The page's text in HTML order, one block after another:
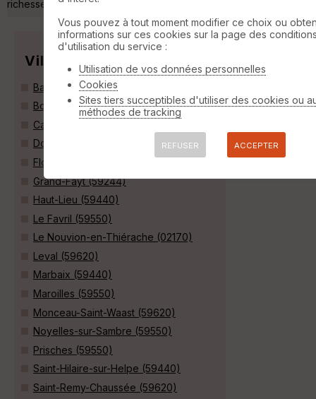
richesse des couleurs. »
Villes
Barzy-en-Thiérache (02170)
Boulogne-sur-Helpe (59440)
Cartignies (59244)
Dompierre-sur-Helpe (59440)
Floyon (59219)
Grand-Fayt (59244)
Haut-Lieu (59440)
Le Favril (59550)
Le Nouvion-en-Thiérache (02170)
Leval (59620)
Marbaix (59440)
Maroilles (59550)
Monceau-Saint-Waast (59620)
Noyelles-sur-Sambre (59550)
Prisches (59550)
Saint-Hilaire-sur-Helpe (59440)
Saint-Remy-Chaussée (59620)
Vous pouvez à tout moment modifier ce choix ou
informations sur ces cookies sur la page des
d'utilisation du service :
Utilisation de vos données personnelles
Cookies
Sites tiers succeptibles d'utiliser des cookies ou
méthodes de tracking
REFUSER ACCEPTER